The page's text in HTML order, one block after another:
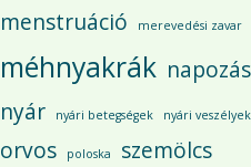
menstruáció
merevedési zavar
méhnyakrák napozás
nyár
nyári betegségek nyári veszélyek
orvos poloska
szemölcs